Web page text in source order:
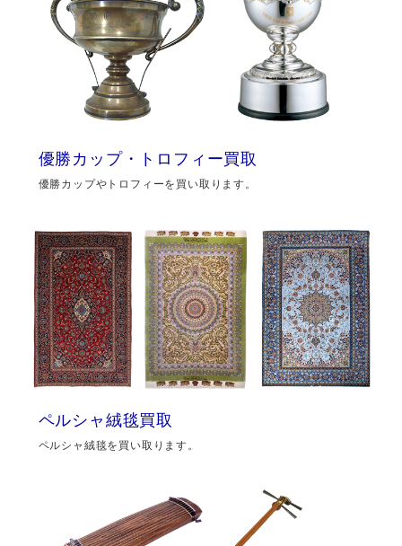
優勝カップ・トロフィー買取
優勝カップやトロフィーを買い取ります。
ペルシャ絨毯買取
ペルシャ絨毯を買い取ります。